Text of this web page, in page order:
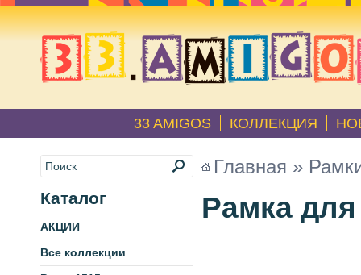
33 AMIGOS КОЛЛЕКЦИЯ
Каталог
АКЦИИ
Все коллекции
Главная »
Рамка